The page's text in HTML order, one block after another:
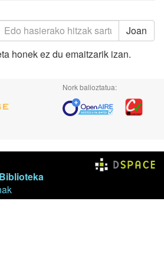
Joan
honek ez du emaitzarik izan.
Nork balioztatua:
Biblioteka